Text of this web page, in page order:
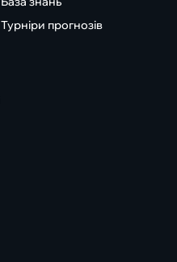
Турніри прогнозів